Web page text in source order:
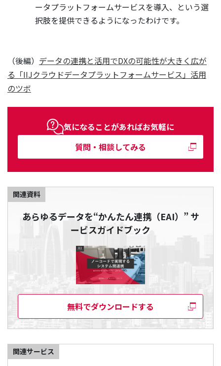
ータプラットフォームサービスを導入、という選
択肢を提供できるようになったわけです。
（後編） データの連携と活用でDXの可能性が大きく広が
る「IIJクラウドデータプラットフォームサービス」活用
のツボ
気になることがあればお気軽に
質問・相談してみる
関連資料
あらゆるデータを“かんたん連携（EAI）” サ
ービスガイドブック
無料でダウンロードする
関連サービス